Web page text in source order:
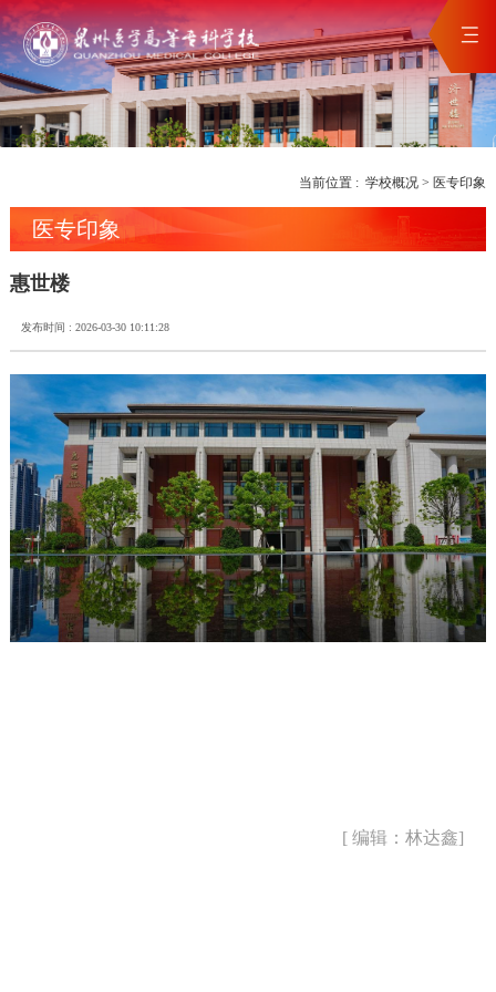
当前位置 :学校概况 > 医专印象
医专印象
惠世楼
发布时间 : 2026-03-30 10:11:28
[ 编辑：林达鑫]